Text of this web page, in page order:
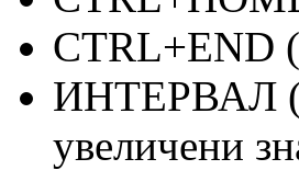
CTRL+END
ИНТЕРВАЛ
увеличени